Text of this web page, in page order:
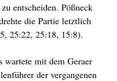
entscheiden. Pößneck
die Partie letztlich
25:22, 25:18, 15:8).
wartete mit dem Geraer
der vergangenen